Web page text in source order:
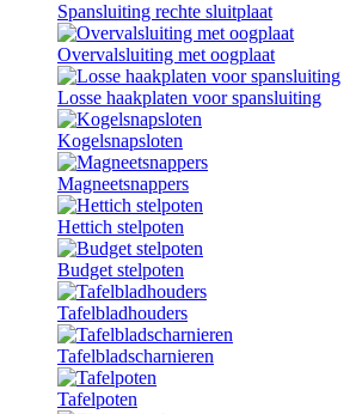
Spansluiting rechte sluitplaat
Overvalsluiting met oogplaat
Losse haakplaten voor spansluiting
Kogelsnapsloten
Magneetsnappers
Hettich stelpoten
Budget stelpoten
Tafelbladhouders
Tafelbladscharnieren
Tafelpoten